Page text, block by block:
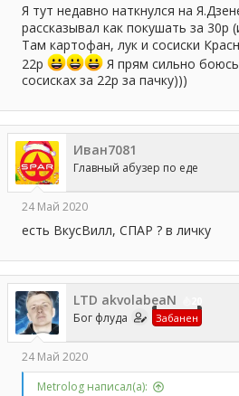
Я тут недавно наткнулся на
рассказывал как покушать за 30р
Там картофан, лук и сосиски
22р
Я прям сильно
сосисках за 22р за пачку)))
Иван7081
Главный абузер по еде
24 Май 2020
есть ВкусВилл, СПАР ? в личку
LTD akvolabeaN
Бог флуда Забанен
24 Май 2020
Metrolog написал(а):